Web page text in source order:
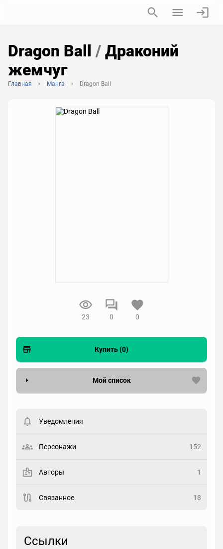
Dragon Ball / Драконий
жемчуг
Главная Манга Dragon Ball
23 0 0
Купить (0)
Мой список
Статус
Рейтинг
Выберите реакцию
Уведомления
Персонажи 152
Авторы 1
Связанное 18
Ссылки